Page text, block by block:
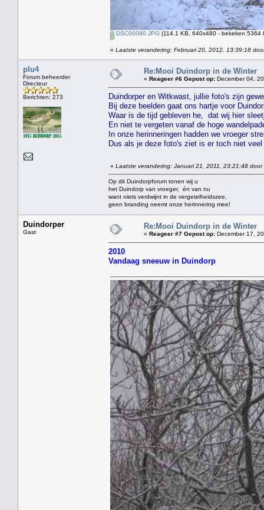
DSC00090.JPG (114.1 KB, 640x480 - bekeken 5364
« Laatste verandering: Februari 20, 2012, 13:39:18
plu4
Forum beheerder
Directeur
Berichten: 273
Re:Mooi Duindorp in de Winter
« Reageer #6 Gepost op: December 04,
Duindorper en Witkwast, jullie foto's zijn
Bij deze beelden gaat ons hartje voor
Waar is de tijd gebleven he, dat wij hier
En niet te vergeten vanaf de hoge
In onze herinneringen hadden we vroeger
Dus als je deze foto's ziet is er toch niet
« Laatste verandering: Januari 21, 2011, 23:21:48 door
Op dit Duindorpforum tonen wij u
het Duindorp van vroeger, én van nu
want niets verdwijnt in de vergetelheidszee,
geen branding neemt onze herinnering mee!
Duindorper
Gast
Re:Mooi Duindorp in de Winter
« Reageer #7 Gepost op: December 17,
2010
Vandaag sneeuw in Duindorp